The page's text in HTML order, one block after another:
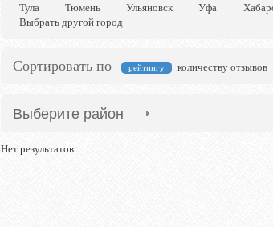
Тула
Тюмень Ульяновск Уфа
Выбрать другой город
Сортировать по рейтингу количеству отзывов
Выберите район
Нет результатов.